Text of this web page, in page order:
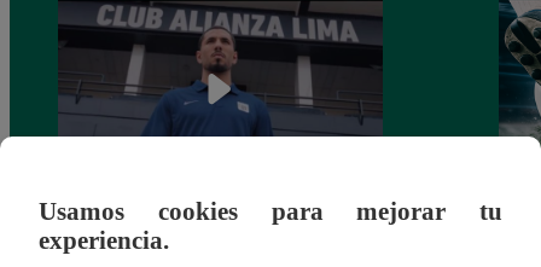
Alianza Lima: así anunció a Sergio Peña
como nuevo fichaje para el Torneo
Usamos cookies para mejorar tu
experiencia.